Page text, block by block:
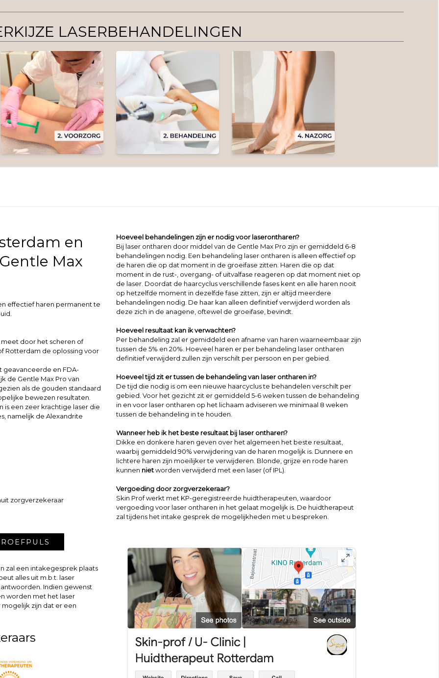
LASERBEHANDELINGEN
en
Max
effectief haren permanent te
door het scheren of
Rotterdam de oplossing voor
geavanceerde en FDA-
de Gentle Max Pro van
als de gouden standaard
bewezen resultaten.
is een zeer krachtige laser die
namelijk de Alexandrite
zorgverzekeraar
zal een intakegesprek plaats
alles uit m.b.t. laser
Indien gewenst
worden met het laser
zijn dat er een
Hoeveel behandelingen zijn er nodig voor laserontharen?
Bij laser ontharen door middel van de Gentle Max Pro zijn er gemiddeld 6-8
behandelingen nodig. Een behandeling laser ontharen is alleen effectief op
de haren die op dat moment in de groeifase zitten. Haren die op dat
moment in de rust-, overgang- of uitvalfase reageren op dat moment niet op
de laser. Doordat de haarcyclus verschillende fases kent en alle haren nooit
op hetzelfde moment in dezelfde fase zitten, zijn er altijd meerdere
behandelingen nodig. De haar kan alleen definitief verwijderd worden als
deze zich in de anagene, oftewel de groeifase, bevindt.
Hoeveel resultaat kan ik verwachten?
Per behandeling zal er gemiddeld een afname van haren waarneembaar zijn
tussen de 5% en 20%. Hoeveel haren er per behandeling laser ontharen
definitief verwijderd zullen zijn verschilt per persoon en per gebied.
Hoeveel tijd zit er tussen de behandeling van laser ontharen in?
De tijd die nodig is om een nieuwe haarcyclus te behandelen verschilt per
gebied. Voor het gezicht zit er gemiddeld 5-6 weken tussen de behandeling
in en voor laser ontharen op het lichaam adviseren we minimaal 8 weken
tussen de behandeling in te houden.
Wanneer heb ik het beste resultaat bij laser ontharen?
Dikke en donkere haren geven over het algemeen het beste resultaat,
waarbij gemiddeld 90% verwijdering van de haren mogelijk is. Dunnere en
lichtere haren zijn moeilijker te verwijderen. Blonde, grijze en rode haren
kunnen nietworden verwijderd met een laser (of IPL).
Vergoeding door zorgverzekeraar?
Skin Prof werkt met KP-geregistreerde huidtherapeuten, waardoor
vergoeding voor laser ontharen in het gelaat mogelijk is. De huidtherapeut
zal tijdens het intake gesprek de mogelijkheden met u bespreken.